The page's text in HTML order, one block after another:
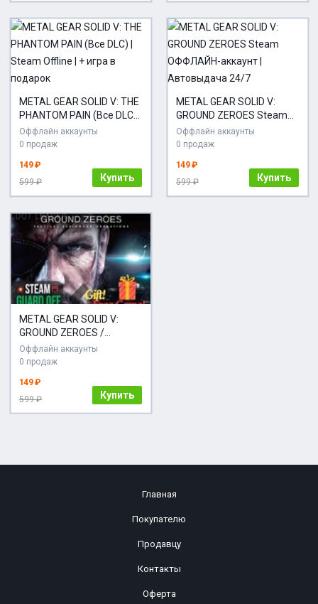
METAL GEAR SOLID V: THE
PHANTOM PAIN (Все DLC) |
Steam Offline | + игра в
подарок
Оффлайн аккаунты
0 продаж
149 ₽
599 ₽
Купить
METAL GEAR SOLID V:
GROUND ZEROES Steam
ОФФЛАЙН-аккаунт |
Автовыдача 24/7
Оффлайн аккаунты
0 продаж
149 ₽
599 ₽
Купить
METAL GEAR SOLID V:
GROUND ZEROES /
Steam/Offline
Оффлайн аккаунты
0 продаж
149 ₽
599 ₽
Купить
Главная
Покупателю
Продавцу
Контакты
Оферта